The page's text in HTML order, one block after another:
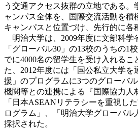
う交通アクセス抜群の立地である。
ャンパス全体を、国際交流活動を積
キャンパスと位置づけ、先行的に各
明治大学は、2009年度に文部科学
「グローバル30」の13校のうちの1
でに4000名の留学生を受け入れるこ
た、2012年度には「国公私立大学を
援」のプログラムに3つのグローバ
機関等との連携による『国際協力人
「日本ASEANリテラシーを重視し
ログラム」、「明治大学グローバル
採択された。